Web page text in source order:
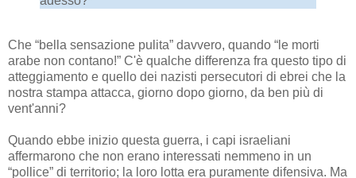
Che “bella sensazione pulita” davvero, quando “le morti
arabe non contano!” C'è qualche differenza fra questo tipo di
atteggiamento e quello dei nazisti persecutori di ebrei che la
nostra stampa attacca, giorno dopo giorno, da ben più di
vent'anni?
Quando ebbe inizio questa guerra, i capi israeliani
affermarono che non erano interessati nemmeno in un
“pollice” di territorio; la loro lotta era puramente difensiva. Ma